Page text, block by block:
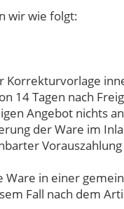
wir wie folgt:
14 Tagen nach
Angebot nichts
der Ware im
in einer
Fall nach dem